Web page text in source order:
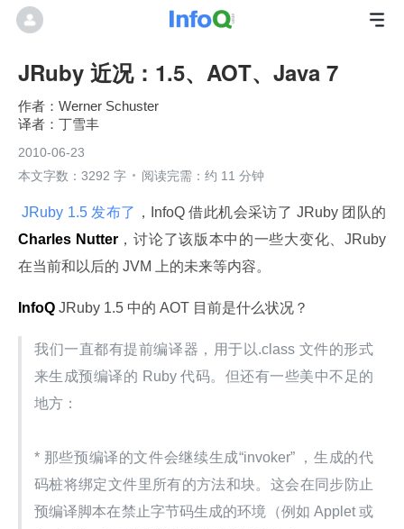
JRuby 近况：1.5、AOT、Java 7
Werner Schuster
丁雪丰
2010-06-23
本文字数：3292 字
阅读完需：约 11 分钟
JRuby 1.5 发布了 ，InfoQ 借此机会采访了 JRuby 团队的
Charles Nutter，讨论了该版本中的一些大变化、JRuby
在当前和以后的 JVM 上的未来等内容。
InfoQ JRuby 1.5 中的 AOT 目前是什么状况？
我们一直都有提前编译器，用于以.class 文件的形式
来生成预编译的 Ruby 代码。但还有一些美中不足的
地方：
* 那些预编译的文件会继续生成“invoker” ，生成的代
码桩将绑定文件里所有的方法和块。这会在同步防止
预编译脚本在禁止字节码生成的环境（例如 Applet 或